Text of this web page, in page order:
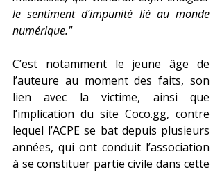
le sentiment d’impunité lié au monde
numérique."
C’est notamment le jeune âge de
l’auteure au moment des faits, son
lien avec la victime, ainsi que
l’implication du site Coco.gg, contre
lequel l’ACPE se bat depuis plusieurs
années, qui ont conduit l’association
à se constituer partie civile dans cette